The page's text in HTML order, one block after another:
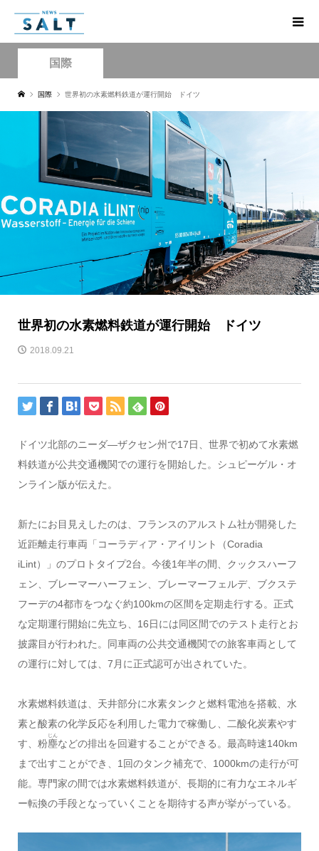
国際
国際 世界初の水素燃料鉄道が運行開始 ドイツ
世界初の水素燃料鉄道が運行開始 ドイツ
2018.09.21
ドイツ北部のニーダ―ザクセン州で17日、世界で初めて水素燃
料鉄道が公共交通機関での運行を開始した。シュピーゲル・オ
ンライン版が伝えた。
新たにお目見えしたのは、フランスのアルストム社が開発した
近距離走行車両「コーラディア・アイリント（Coradia
iLint）」のプロトタイプ2台。今後1年半の間、クックスハーフ
ェン、ブレーマーハーフェン、ブレーマーフェルデ、ブクステ
フーデの4都市をつなぐ約100kmの区間を定期走行する。正式
な定期運行開始に先立ち、16日には同区間でのテスト走行とお
披露目が行われた。同車両の公共交通機関での旅客車両として
の運行に対しては、7月に正式認可が出されていた。
水素燃料鉄道は、天井部分に水素タンクと燃料電池を搭載、水
素と酸素の化学反応を利用した電力で稼働し、二酸化炭素やす
す、粉塵
じん
などの排出を回避することができる。最高時速140km
まで出すことができ、1回のタンク補充で、1000kmの走行が可
能。専門家の間では水素燃料鉄道が、長期的に有力なエネルギ
ー転換の手段となっていくことを期待する声が挙がっている。